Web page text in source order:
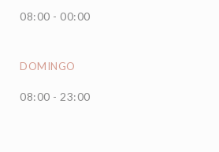
08:00 - 00:00
DOMINGO
08:00 - 23:00